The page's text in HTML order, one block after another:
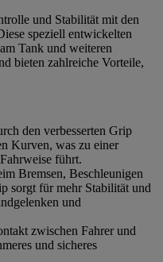
und Stabilität mit den
speziell entwickelten
Tank und weiteren
bieten zahlreiche Vorteile,
den verbesserten Grip
Kurven, was zu einer
führt.
Bremsen, Beschleunigen
sorgt für mehr Stabilität und
und
zwischen Fahrer und
und sicheres